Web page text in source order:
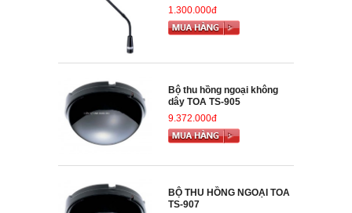
1.300.000đ
Bộ thu hồng ngoại không
dây TOA TS-905
9.372.000đ
BỘ THU HỒNG NGOẠI TOA
TS-907